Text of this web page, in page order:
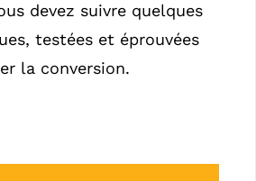
devez suivre quelques
testées et éprouvées
la conversion.